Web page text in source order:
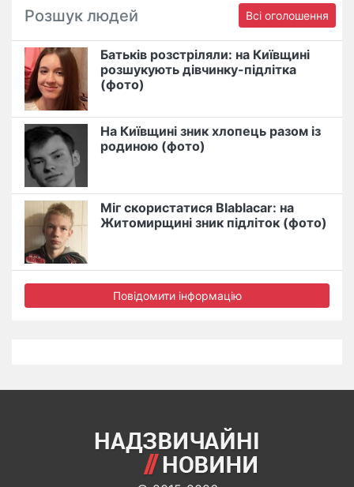
Розшук людей Всі оголошення
Батьків розстріляли: на Київщині
розшукують дівчинку-підлітка
(фото)
На Київщині зник хлопець разом із
родиною (фото)
Міг скористатися Blablacar: на
Житомирщині зник підліток (фото)
Повідомити інформацію